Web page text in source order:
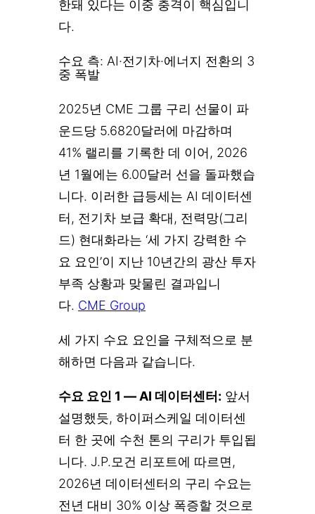
한돼 있다는 이중 충격이 핵심입니
다.
수요 측: AI·전기차·에너지 전환의 3
중 폭발
2025년 CME 그룹 구리 선물이 파
운드당 5.6820달러에 마감하며
41% 랠리를 기록한 데 이어, 2026
년 1월에는 6.00달러 선을 돌파했습
니다. 이러한 급등세는 AI 데이터센
터, 전기차 보급 확대, 전력망(그리
드) 현대화라는 ‘세 가지 강력한 수
요 요인’이 지난 10년간의 광산 투자
부족 상황과 맞물린 결과입니
다. CME Group
세 가지 수요 요인을 구체적으로 분
해하면 다음과 같습니다.
수요 요인 1 — AI 데이터센터: 앞서
설명했듯, 하이퍼스케일 데이터센
터 한 곳에 수천 톤의 구리가 투입됩
니다. J.P.모건 리포트에 따르면,
2026년 데이터센터의 구리 수요는
전년 대비 30% 이상 폭증할 것으로